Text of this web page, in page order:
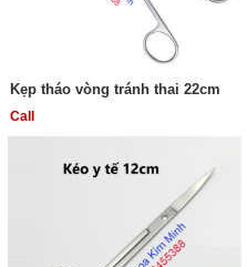
Kẹp tháo vòng tránh thai 22cm
Call